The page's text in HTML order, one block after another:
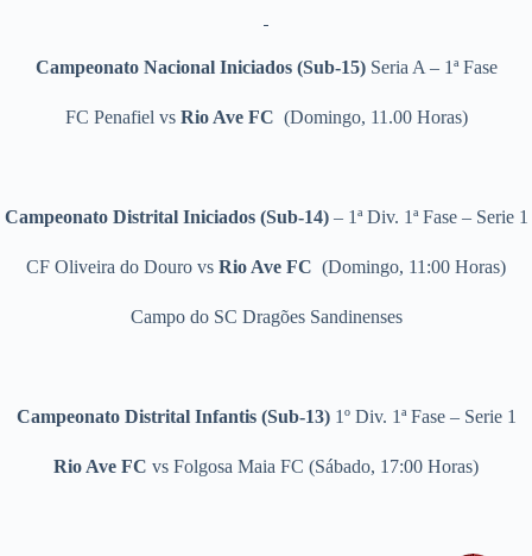
Campeonato Nacional Iniciados (Sub-15)Seria A – 1ª Fase
FC Penafiel vs Rio Ave FC (Domingo, 11.00 Horas)
Campeonato Distrital Iniciados (Sub-14) – 1ª Div. 1ª Fase – Serie 1
CF Oliveira do Douro vs Rio Ave FC (Domingo, 11:00 Horas)
Campo do SC Dragões Sandinenses
Campeonato Distrital Infantis (Sub-13)1º Div. 1ª Fase – Serie 1
Rio Ave FC vs Folgosa Maia FC (Sábado, 17:00 Horas)